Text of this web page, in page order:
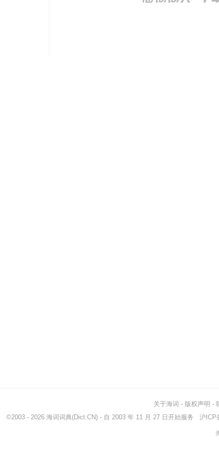
关于海词 - 版权声明 -
©2003 - 2026 海词词典(Dict.CN) - 自 2003 年 11 月 27 日开始服务 沪ICP